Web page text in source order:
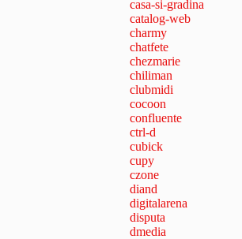
casa-si-gradina
catalog-web
charmy
chatfete
chezmarie
chiliman
clubmidi
cocoon
confluente
ctrl-d
cubick
cupy
czone
diand
digitalarena
disputa
dmedia